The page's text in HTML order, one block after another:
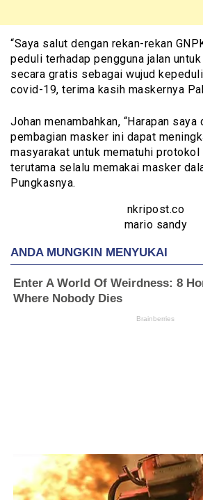
“Saya salut dengan rekan-rekan
peduli terhadap pengguna jalan
secara gratis sebagai wujud
covid-19, terima kasih maskernya
Johan menambahkan, “Harapan saya
pembagian masker ini dapat
masyarakat untuk mematuhi protokol
terutama selalu memakai masker
Pungkasnya.
nkripost.co
mario sandy